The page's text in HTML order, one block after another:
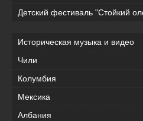
Детский фестиваль "Стойкий
Историческая музыка и видео
Чили
Колумбия
Мексика
Албания